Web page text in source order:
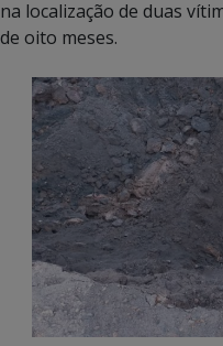
na localização de duas
de oito meses.